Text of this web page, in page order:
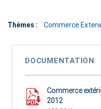
Thèmes : Commerce
DOCUMENTATION
Commerce
2012